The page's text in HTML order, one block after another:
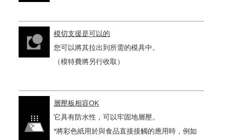
模切支援是可以的
您可以將其拉出到所需的模具中。
（模特費將另行收取）
層壓板相容OK
它具有防水性，可以牢固地層壓。
*將彩色紙用於與食品直接接觸的應用時，例如